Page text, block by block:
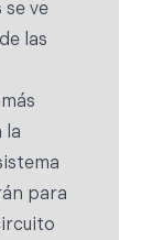
se ve
las
la
para